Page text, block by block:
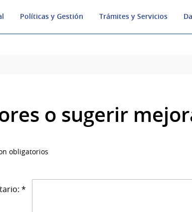
Políticas y Gestión Trámites y Servicios
o sugerir
obligatorios
*